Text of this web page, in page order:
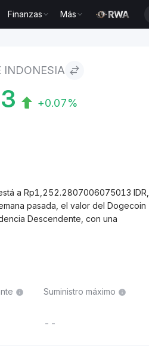
Finanzas Más
INDONESIA
+0.07%
a Rp1,252.2807006075013 IDR,
pasada, el valor del Dogecoin
Descendente, con una
Suministro máximo
--